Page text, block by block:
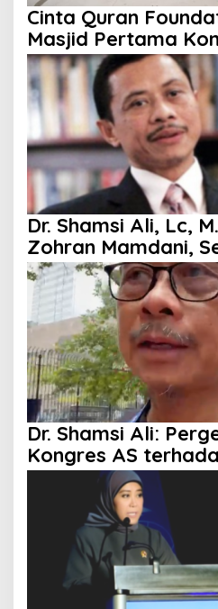
Cinta Quran
Masjid Pertama
Indonesia di
Dr. Shamsi Ali, Lc,
Zohran Mamdani,
Kenaikan Gaji
Singgung
Dr. Shamsi Ali:
Kongres AS
Militer ke Israel